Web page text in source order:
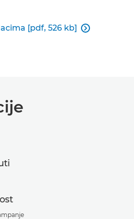
[pdf, 526 kb] 